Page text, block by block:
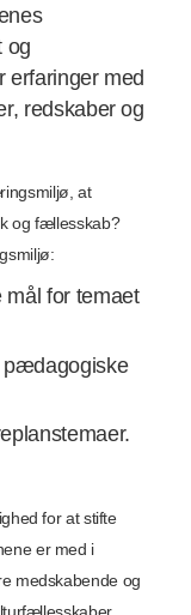
og
erfaringer med
redskaber og
at
og fællesskab?
for temaet
pædagogiske
for at stifte
er med i
medskabende og